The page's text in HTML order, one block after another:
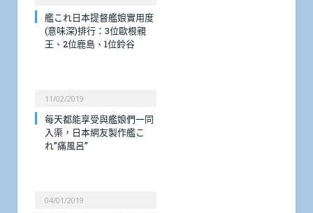
艦これ日本提督艦娘實用度
(意味深)排行：3位歐根親
王、2位鹿島、1位鈴谷
11/02/2019
每天都能享受與艦娘們一同
入渠，日本網友製作艦こ
れ”痛風呂”
04/01/2019